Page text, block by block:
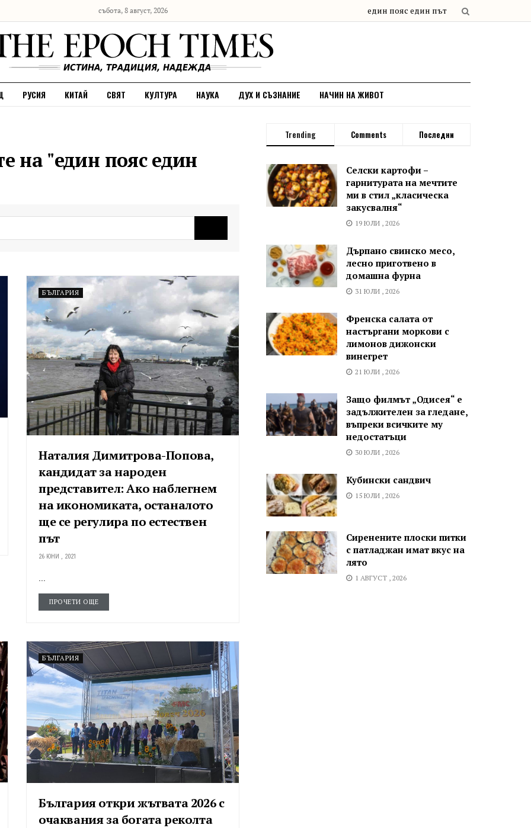
събота, 8 август, 2026
РУСИЯ КИТАЙ СВЯТ КУЛТУРА НАУКА ДУХ И СЪЗНАНИЕ НАЧИН НА ЖИВОТ
на "един пояс един
БЪЛГАРИЯ
Наталия Димитрова-Попова,
кандидат за народен
представител: Ако наблегнем
на икономиката, останалото
ще се регулира по естествен
път
26 ЮНИ , 2021
ПРОЧЕТИ ОЩЕ
БЪЛГАРИЯ
България откри жътвата 2026 с
очаквания за богата реколта
Trending Comments Последни
Селски картофи –
гарнитурата на мечтите
ми в стил „класическа
закусвалня“
19 ЮЛИ , 2026
Дърпано свинско месо,
лесно приготвено в
домашна фурна
31 ЮЛИ , 2026
Френска салата от
настъргани моркови с
лимонов дижонски
винегрет
21 ЮЛИ , 2026
Защо филмът „Одисея“ е
задължителен за гледане,
въпреки всичките му
недостатъци
30 ЮЛИ , 2026
Кубински сандвич
15 ЮЛИ , 2026
Сиренените плоски питки
с патладжан имат вкус на
лято
1 АВГУСТ , 2026